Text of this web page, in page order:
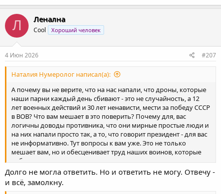
Л Ленална
Cool Хороший человек
4 Июн 2026 #207
Наталия Нумеролог написал(а):
А почему вы не верите, что на нас напали, что дроны, которые
наши парни каждый день сбивают - это не случайность, а 12
лет военных действий и 30 лет ненависти, мести за победу СССР
в ВОВ? Что вам мешает в это поверить? Почему для, вас
логичны доводы противника, что они мирные простые люди и
на них напали просто так, а то, что говорит президент - для вас
не информативно. Тут вопросы к вам уже. Это не только
мешает вам, но и обесценивает труд наших воинов, которые
работают день и ночь.
Долго не могла ответить. Но и ответить не могу. Отвечу -
и всё, замолкну.